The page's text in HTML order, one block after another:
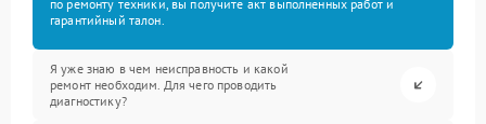
по ремонту техники, вы получите акт выполненных работ и
гарантийный талон.
Я уже знаю в чем неисправность и какой
ремонт необходим. Для чего проводить
диагностику?